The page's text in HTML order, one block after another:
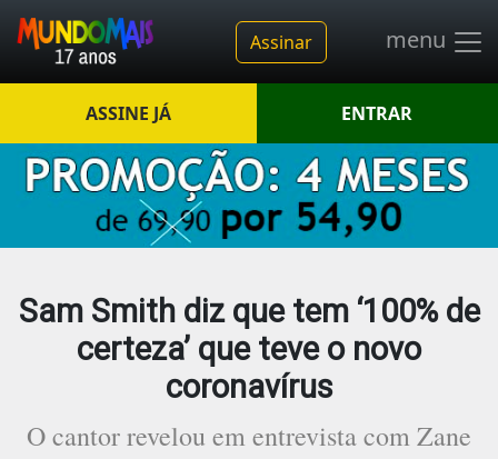
Assinar menu
ASSINE JÁ ENTRAR
Sam Smith diz que tem ‘100% de
certeza’ que teve o novo
coronavírus
O cantor revelou em entrevista com Zane